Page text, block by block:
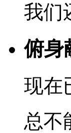
我们
俯身
现在
总不